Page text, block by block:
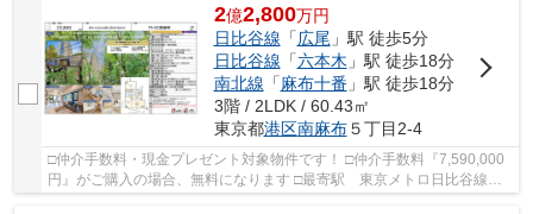
2億2,800万円
日比谷線 「広尾 」駅 徒歩5分
日比谷線 「六本木 」駅 徒歩18分
南北線 「麻布十番 」駅 徒歩18分
3階 / 2LDK / 60.43㎡
東京都港区南麻布５丁目2-4
□仲介手数料・現金プレゼント対象物件です！ □仲介手数料『7,590,000
円』がご購入の場合、無料になります □最寄駅 東京メトロ日比谷線
広尾駅 徒歩約5分 □リフォーム物件 □～南麻布...